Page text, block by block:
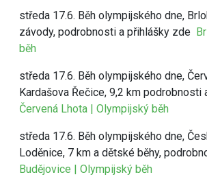
středa 17.6. Běh olympijského dne,
závody, podrobnosti a přihlášky zde
běh
středa 17.6. Běh olympijského dne,
Kardašova Řečice, 9,2 km podrobnosti
Červená Lhota | Olympijský běh
středa 17.6. Běh olympijského dne,
Loděnice, 7 km a dětské běhy,
Budějovice | Olympijský běh